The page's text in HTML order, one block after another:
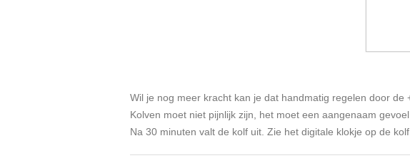
Wil je nog meer kracht kan je dat handmatig regelen door de
Kolven moet niet pijnlijk zijn, het moet een aangenaam
Na 30 minuten valt de kolf uit. Zie het digitale klokje op de